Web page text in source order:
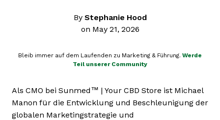
By Stephanie Hood
on May 21, 2026
Bleib immer auf dem Laufenden zu Marketing & Führung. Werde
Teil unserer Community
Als CMO bei Sunmed™ | Your CBD Store ist Michael
Manon für die Entwicklung und Beschleunigung der
globalen Marketingstrategie und